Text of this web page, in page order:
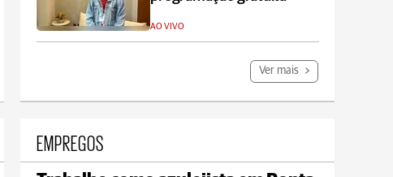
AO VIVO
Ver mais
EMPREGOS